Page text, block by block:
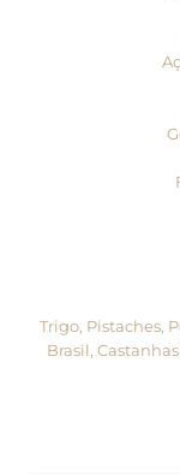
Trigo, Pistaches,
Brasil,